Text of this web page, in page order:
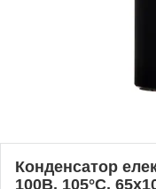
Конденсатор
100В, 105°C,